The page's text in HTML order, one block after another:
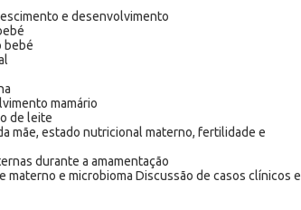
e desenvolvimento
bebé
mamário
de leite
mãe, estado nutricional materno, fertilidade e
durante a amamentação
materno e microbioma Discussão de casos clínicos e